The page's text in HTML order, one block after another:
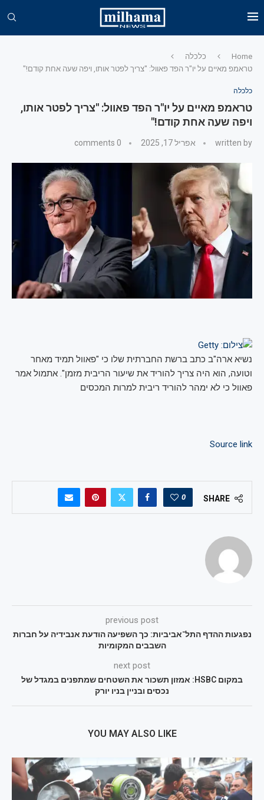
Home
כלכלה
טראמפ מאיים על יו"ר הפד פאוול: "צריך לפטר אותו, ויפה שעה אחת קודם!"
כלכלה
טראמפ מאיים על יו"ר הפד פאוול: "צריך לפטר אותו,
ויפה שעה אחת קודם!"
written by אפריל 17, 2025 0 comments
נשיא ארה"ב כתב ברשת החברתית שלו כי "פאוול תמיד מאחר
וטועה, הוא היה צריך להוריד את שיעור הריבית מזמן". אתמול אמר
פאוול כי לא ימהר להוריד ריבית למרות המכסים
Source link
SHARE
0
previous post
נפגעות ההדף התל־אביביות: כך השפיעה הודעת אנבידיה על חברות
השבבים המקומיות
next post
במקום HSBC: אמזון תשכור את השטחים שמתפנים במגדל של
נכסים ובניין בניו יורק
YOU MAY ALSO LIKE